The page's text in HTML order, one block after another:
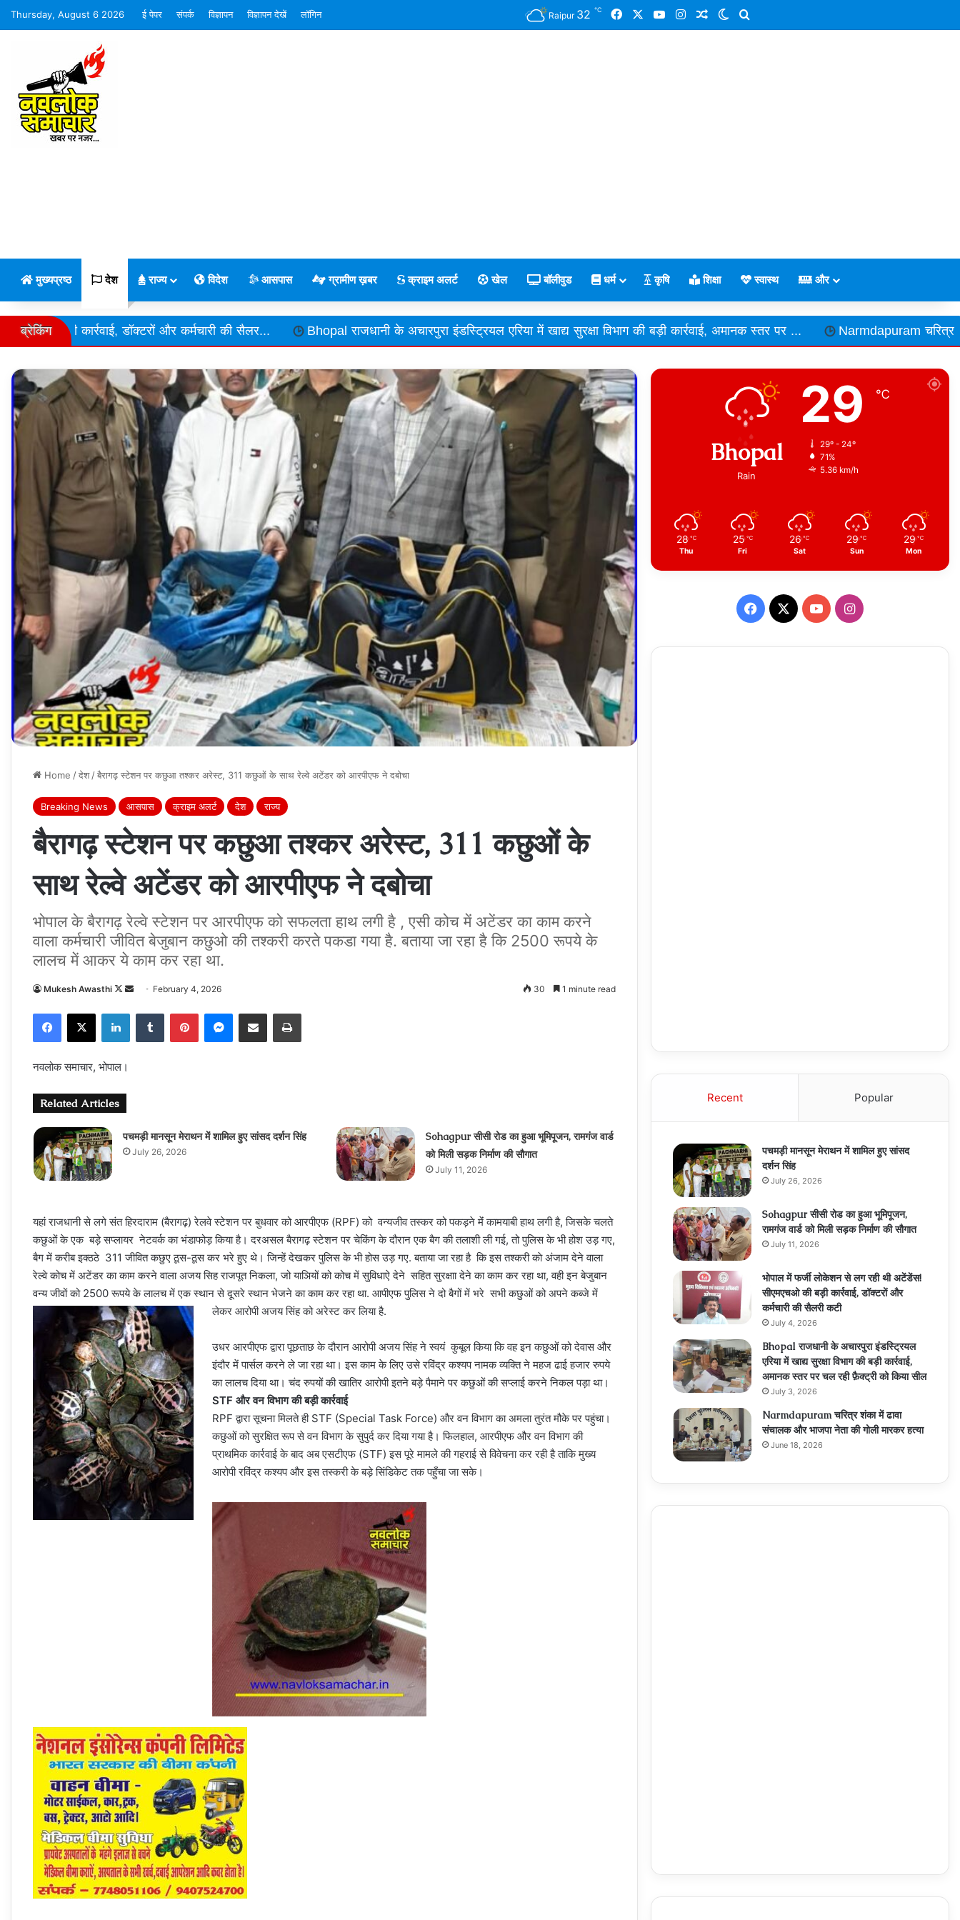
Thursday, August 6 2026 ई पेपर संपर्क विज्ञापन विज्ञापन देखें लॉगिन Raipur 32 ℃ FacebookYouTubeInstagramRandom Article
Switch skin
मुख्यप्रष्ठ देश राज्य विदेश आसपास ग्रामीण ख़बर क्राइम अलर्ट खेल बॉलीवुड धर्म कृषि शिक्षा स्वास्थ और
ब्रेकिंग
की सैलर... Bhopal राजधानी के अचारपुरा इंडस्ट्रियल एरिया में खाद्य सुरक्षा विभाग की बड़ी कार्रवाई, अमानक स्तर पर ... Narmdapuram चरित्र शंका में ढावा संचालक और भाजपा नेता की
Home /देश /बैरागढ़ स्‍टेशन पर कछुआ तश्‍कर अरेस्‍ट, 311 कछुओं के साथ रेल्‍वे अटेंडर को आरपीएफ ने दबोचा
Breaking News आसपास क्राइम अलर्ट देश राज्य
बैरागढ़ स्‍टेशन पर कछुआ तश्‍कर अरेस्‍ट, 311 कछुओं के
साथ रेल्‍वे अटेंडर को आरपीएफ ने दबोचा
भोपाल के बैरागढ़ रेल्‍वे स्‍टेशन पर आरपीएफ को सफलता हाथ लगी है , एसी कोच में अटेंडर का काम करने
वाला कर्मचारी जीवित बेजुबान कछुओ की तश्‍करी करते पकडा गया है. बताया जा रहा है कि 2500 रूपये के
लालच में आकर ये काम कर रहा था.
Mukesh Awasthi
Follow
Send
email
February 4, 2026 30 1 minute read
Facebook
X LinkedInTumblr PinterestMessenger
Share via Email Print
नवलोक समाचार, भोपाल।
Related Articles
पचमड़ी मानसून मेराथन में शामिल हुए सांसद दर्शन सिंह
July 26, 2026
Sohagpur सीसी रोड का हुआ भूमिपूजन, रामगंज वार्ड
को मिली सड़क निर्माण की सौगात
July 11, 2026
यहां राजधानी से लगे संत हिरदाराम (बैरागढ़) रेलवे स्टेशन पर बुधवार को आरपीएफ (RPF) को वन्यजीव तस्कर को पकड़ने मेंं कामयाबी हाथ लगी है, जिसके चलते
कछुओं के एक बड़े सप्‍लायर नेटवर्क का भंडाफोड़ किया है। दरअसल बैरागढ़ स्टेशन पर चेकिंग के दौरान एक बैग की तलाशी ली गई, तो पुलिस के भी होश उड़ गए,
बैग में करीब इक्ठठे 311 जीवित कछुए ठूस-ठूस कर भरे हुए थे। जिन्‍हें देखकर पुलिस के भी होस उड़ गए. बताया जा रहा है कि इस तश्‍करी काे अंजाम देने वाला
रेल्‍वे कोच में अटेंडर का काम करने वाला अजय सिह राजपूत निकला, जो याञियों को कोच में सुविधाऐ देने सहित सुरक्षाा देने का काम कर रहा था, वही इन बेजुबान
वन्‍य जीवों को 2500 रूपये के लालच में एक स्‍थान से दूसरे स्‍थान भेजने का काम कर रहा था. आपीएफ पुलिस ने दो बैगों में भरे सभी कछुओं को अपने कब्‍जे में
लेकर आरोपी अजय सिंह को अरेस्‍ट कर लिया है.
उधर आरपीएफ द्वारा ​पूछताछ के दौरान आरोपी अजय सिंह ने स्‍वयं कुबूल किया कि वह इन कछुओं को देवास और
इंदौर में पार्सल करने ले जा रहा था। इस काम के लिए उसे रविंद्र कश्यप नामक व्यक्ति ने महज ढाई हजार रुपये
का लालच दिया था। चंद रुपयों की खातिर आरोपी इतने बड़े पैमाने पर कछुओं की सप्लाई करने निकल पड़ा था।
STF और वन विभाग की बड़ी कार्रवाई
​RPF द्वारा सूचना मिलते ही STF (Special Task Force) और वन विभाग का अमला तुरंत मौके पर पहुंचा।
कछुओं को सुरक्षित रूप से वन विभाग के सुपुर्द कर दिया गया है। फिलहाल, आरपीएफ और वन विभाग की
प्राथमिक कार्रवाई के बाद अब एसटीएफ (STF) इस पूरे मामले की गहराई से विवेचना कर रही है ताकि मुख्य
आरोपी रविंद्र कश्यप और इस तस्करी के बड़े सिंडिकेट तक पहुँचा जा सके।
Bhopal
Rain
29 ℃
29º - 24º
71%
5.36 km/h
28 ℃
Thu
25 ℃
Fri
26 ℃
Sat
29 ℃
Sun
29 ℃
Mon
Facebook
X YouTubeInstagram
Recent Popular
पचमड़ी मानसून मेराथन में शामिल हुए सांसद
दर्शन सिंह
July 26, 2026
Sohagpur सीसी रोड का हुआ भूमिपूजन,
रामगंज वार्ड को मिली सड़क निर्माण की सौगात
July 11, 2026
भोपाल में फर्जी लोकेशन से लग रही थी अटेंडेंस!
सीएमएचओ की बड़ी कार्रवाई, डॉक्टरों और
कर्मचारी की सैलरी कटी
July 4, 2026
Bhopal राजधानी के अचारपुरा इंडस्ट्रियल
एरिया में खाद्य सुरक्षा विभाग की बड़ी कार्रवाई,
अमानक स्तर पर चल रही फ़ैक्ट्री को किया सील
July 3, 2026
Narmdapuram चरित्र शंका में ढावा
संचालक और भाजपा नेता की गोली मारकर हत्या
June 18, 2026